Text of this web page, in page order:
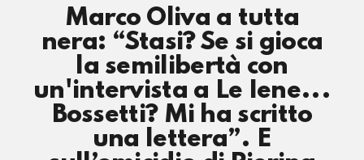
Marco Oliva a tutta
nera: “Stasi? Se si gioca
la semilibertà con
un'intervista a Le Iene...
Bossetti? Mi ha scritto
una lettera”. E